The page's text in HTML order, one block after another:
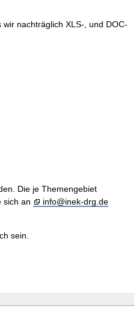
nachträglich XLS-, und DOC-
Die je Themengebiet
sich an
info@inek-drg.de
sein.